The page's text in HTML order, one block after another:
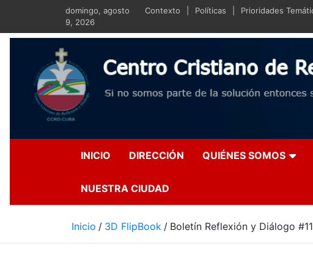
contenido
domingo, agosto
9, 2026
Contexto Políticas Prioridades
Centro
Si no somos parte de la solución
INICIO DIRECCIÓN QUIÉNES SOMOS
NUESTRA CIUDAD
Inicio 3D FlipBook Boletín Reflexión y Diálogo